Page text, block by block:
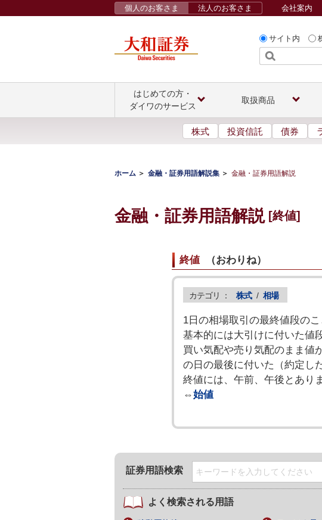
サイト内
個人のお客さま 法人のお客さま 会社案内
はじめての方・
ダイワのサービス
取扱商品
株式 投資信託 債券
ホーム 金融・証券用語解説集 金融・証券用語解説
金融・証券用語解説 [終値]
終値 （おわりね）
カテゴリ ： 株式 / 相場
1日の相場取引の最終値段のこ
基本的には大引けに付いた値
買い気配や売り気配のまま値
の日の最後に付いた（約定し
終値には、午前、午後とあり
⇔始値
証券用語検索
よく検索される用語